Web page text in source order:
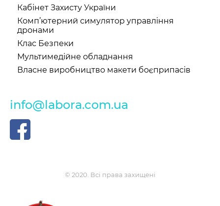
Кабінет Захисту України
Комп’ютерний симулятор управління
дронами
Клас Безпеки
Мультимедійне обладнання
Власне виробництво макети боєприпасів
info@labora.com.ua
© 2020. Всі права захищені